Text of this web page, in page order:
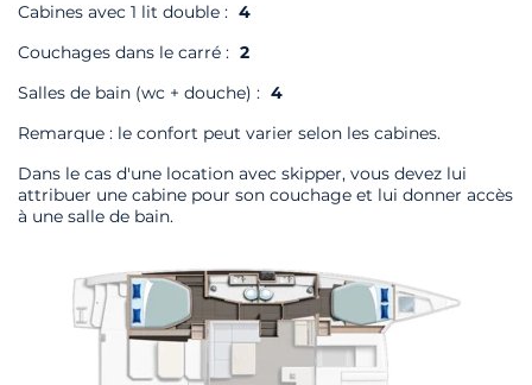
Cabines avec 1 lit double : 4
Couchages dans le carré : 2
Salles de bain (wc + douche) : 4
Remarque : le confort peut varier selon les cabines.
Dans le cas d'une location avec skipper, vous devez lui
attribuer une cabine pour son couchage et lui donner accès
à une salle de bain.